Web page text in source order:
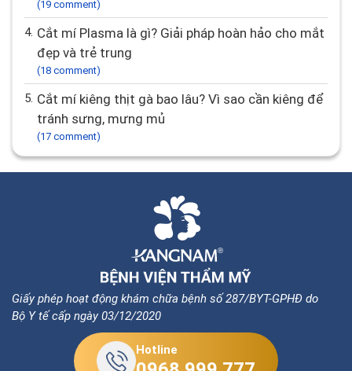
(19 comment)
4. Cắt mí Plasma là gì? Giải pháp hoàn hảo cho mắt
đẹp và trẻ trung
(18 comment)
5. Cắt mí kiêng thịt gà bao lâu? Vì sao cần kiêng để
tránh sưng, mưng mủ
(17 comment)
Giấy phép hoạt động khám chữa bệnh số 287/BYT-GPHĐ do
Bộ Y tế cấp ngày 03/12/2020
Hotline